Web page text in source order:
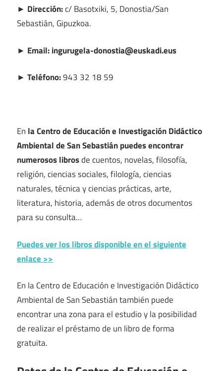
► Dirección:c/ Basotxiki, 5, Donostia/San
Sebastián, Gipuzkoa.
► Email: ingurugela-donostia@euskadi.eus
► Teléfono:943 32 18 59
En la Centro de Educación e Investigación Didáctico
Ambiental de San Sebastián puedes encontrar
numerosos librosde cuentos, novelas, filosofía,
religión, ciencias sociales, filología, ciencias
naturales, técnica y ciencias prácticas, arte,
literatura, historia, además de otros documentos
para su consulta…
Puedes ver los libros disponible en el siguiente
enlace >>
En la Centro de Educación e Investigación Didáctico
Ambiental de San Sebastián también puede
encontrar una zona para el estudio y la posibilidad
de realizar el préstamo de un libro de forma
gratuita.